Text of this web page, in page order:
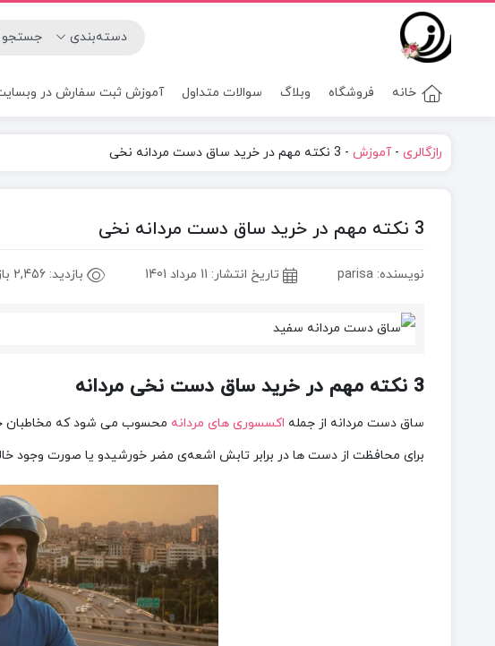
خانه فروشگاه وبلاگ سوالات متداول آموزش ثبت سفارش در وبسایت
رازگالری-آموزش- 3 نکته مهم در خرید ساق دست مردانه نخی
3 نکته مهم در خرید ساق دست مردانه نخی
نویسنده: parisa تاریخ انتشار: 11 مرداد 1401 بازدید: 2,456 بازدید
3 نکته مهم در خرید ساق دست نخی مردانه
ساق دست مردانه از جمله اکسسوری های مردانه
برای محافظت از دست ها در برابر تابش اشعه‌ی مضر خورشیدو یا صورت وجود